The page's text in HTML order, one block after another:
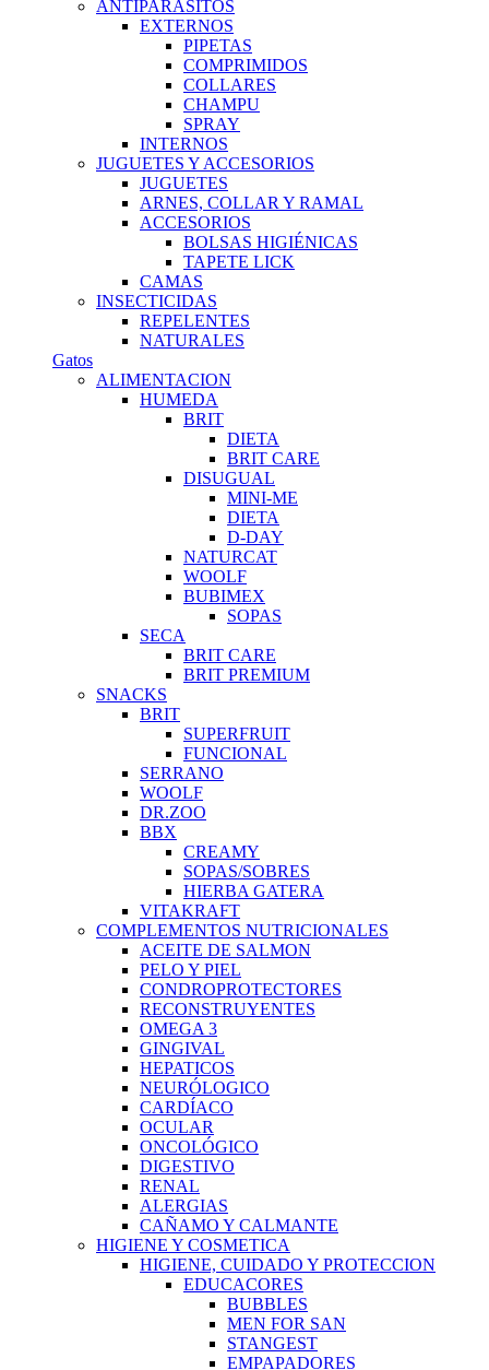
ANTIPARASITOS
EXTERNOS
PIPETAS
COMPRIMIDOS
COLLARES
CHAMPU
SPRAY
INTERNOS
JUGUETES Y ACCESORIOS
JUGUETES
ARNES, COLLAR Y RAMAL
ACCESORIOS
BOLSAS HIGIÉNICAS
TAPETE LICK
CAMAS
INSECTICIDAS
REPELENTES
NATURALES
Gatos
ALIMENTACION
HUMEDA
BRIT
DIETA
BRIT CARE
DISUGUAL
MINI-ME
DIETA
D-DAY
NATURCAT
WOOLF
BUBIMEX
SOPAS
SECA
BRIT CARE
BRIT PREMIUM
SNACKS
BRIT
SUPERFRUIT
FUNCIONAL
SERRANO
WOOLF
DR.ZOO
BBX
CREAMY
SOPAS/SOBRES
HIERBA GATERA
VITAKRAFT
COMPLEMENTOS NUTRICIONALES
ACEITE DE SALMON
PELO Y PIEL
CONDROPROTECTORES
RECONSTRUYENTES
OMEGA 3
GINGIVAL
HEPATICOS
NEURÓLOGICO
CARDÍACO
OCULAR
ONCOLÓGICO
DIGESTIVO
RENAL
ALERGIAS
CAÑAMO Y CALMANTE
HIGIENE Y COSMETICA
HIGIENE, CUIDADO Y PROTECCION
EDUCACORES
BUBBLES
MEN FOR SAN
STANGEST
EMPAPADORES